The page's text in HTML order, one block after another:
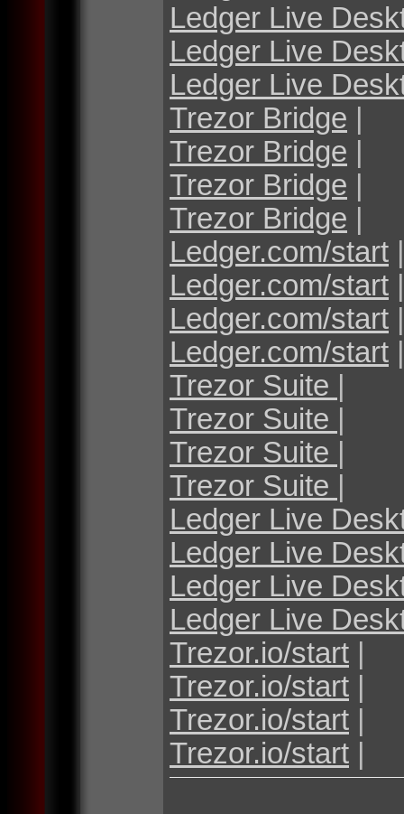
Ledger Live
Ledger Live
Ledger Live
Trezor Bridge |
Trezor Bridge |
Trezor Bridge |
Trezor Bridge |
Ledger.com/start |
Ledger.com/start |
Ledger.com/start |
Ledger.com/start |
Trezor Suite |
Trezor Suite |
Trezor Suite |
Trezor Suite |
Ledger Live
Ledger Live
Ledger Live
Ledger Live
Trezor.io/start |
Trezor.io/start |
Trezor.io/start |
Trezor.io/start |